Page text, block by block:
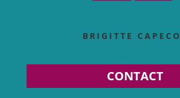
BRIGITTE CAPECO
CONTACT